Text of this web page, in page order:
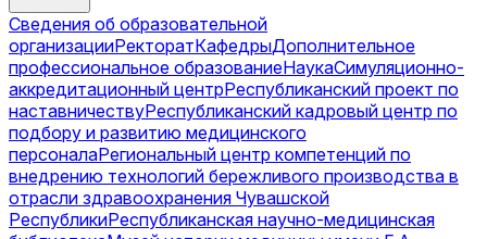
Сведения об образовательной
организацииРекторатКафедрыДополнительное
профессиональное образованиеНаукаСимуляционно-
аккредитационный центрРеспубликанский проект по
наставничествуРеспубликанский кадровый центр по
подбору и развитию медицинского
персоналаРегиональный центр компетенций по
внедрению технологий бережливого производства в
отрасли здравоохранения Чувашской
РеспубликиРеспубликанская научно-медицинская